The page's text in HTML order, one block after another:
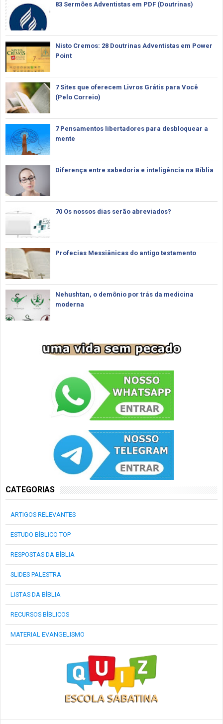
83 Sermões Adventistas em PDF (Doutrinas)
Nisto Cremos: 28 Doutrinas Adventistas em Power
Point
7 Sites que oferecem Livros Grátis para Você
(Pelo Correio)
7 Pensamentos libertadores para desbloquear a
mente
Diferença entre sabedoria e inteligência na Bíblia
70 Os nossos dias serão abreviados?
Profecias Messiânicas do antigo testamento
Nehushtan, o demônio por trás da medicina
moderna
CATEGORIAS
ARTIGOS RELEVANTES
ESTUDO BÍBLICO TOP
RESPOSTAS DA BÍBLIA
SLIDES PALESTRA
LISTAS DA BÍBLIA
RECURSOS BÍBLICOS
MATERIAL EVANGELISMO